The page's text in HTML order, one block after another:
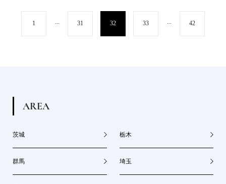
1 ... 31 32 33 ... 42
AREA
茨城 栃木
群馬 埼玉